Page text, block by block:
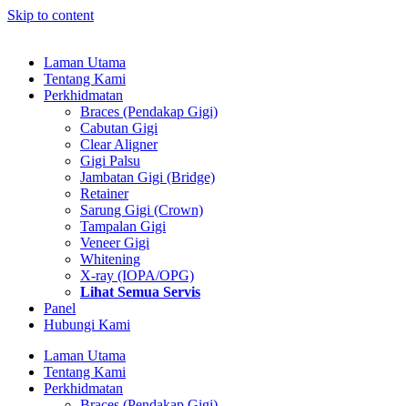
Skip to content
Laman Utama
Tentang Kami
Perkhidmatan
Braces (Pendakap Gigi)
Cabutan Gigi
Clear Aligner
Gigi Palsu
Jambatan Gigi (Bridge)
Retainer
Sarung Gigi (Crown)
Tampalan Gigi
Veneer Gigi
Whitening
X-ray (IOPA/OPG)
Lihat Semua Servis
Panel
Hubungi Kami
Laman Utama
Tentang Kami
Perkhidmatan